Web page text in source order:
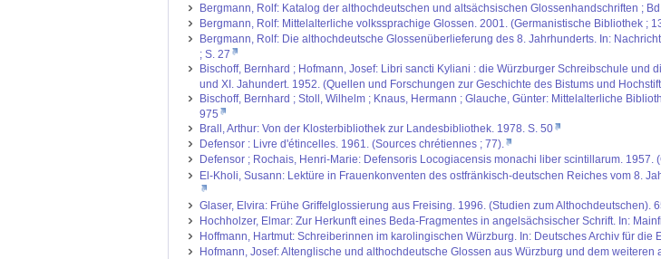
Bergmann, Rolf: Katalog der althochdeutschen und altsächsischen Glossenhandschriften ;
Bergmann, Rolf: Mittelalterliche volkssprachige Glossen. 2001. (Germanistische Bibliothek ;
Bergmann, Rolf: Die althochdeutsche Glossenüberlieferung des 8. Jahrhunderts. In:
; S. 27
Bischoff, Bernhard ; Hofmann, Josef: Libri sancti Kyliani : die Würzburger Schreibschule und
und XI. Jahundert. 1952. (Quellen und Forschungen zur Geschichte des Bistums und
Bischoff, Bernhard ; Stoll, Wilhelm ; Knaus, Hermann ; Glauche, Günter: Mittelalterliche
975
Brall, Arthur: Von der Klosterbibliothek zur Landesbibliothek. 1978. S. 50
Defensor : Livre d'étincelles. 1961. (Sources chrétiennes ; 77).
Defensor ; Rochais, Henri-Marie: Defensoris Locogiacensis monachi liber scintillarum. 1957.
El-Kholi, Susann: Lektüre in Frauenkonventen des ostfränkisch-deutschen Reiches vom 8.
Glaser, Elvira: Frühe Griffelglossierung aus Freising. 1996. (Studien zum Althochdeutschen).
Hochholzer, Elmar: Zur Herkunft eines Beda-Fragmentes in angelsächsischer Schrift. In:
Hoffmann, Hartmut: Schreiberinnen im karolingischen Würzburg. In: Deutsches Archiv für die
Hofmann, Josef: Altenglische und althochdeutsche Glossen aus Würzburg und dem